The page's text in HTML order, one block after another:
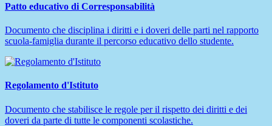
Patto educativo di Corresponsabilità
Documento che disciplina i diritti e i doveri delle parti nel rapporto
scuola-famiglia durante il percorso educativo dello studente.
Regolamento d'Istituto
Documento che stabilisce le regole per il rispetto dei diritti e dei
doveri da parte di tutte le componenti scolastiche.